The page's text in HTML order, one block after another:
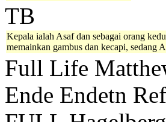
TB
Kepala ialah Asaf dan sebagai orang
memainkan gambus dan kecapi, sedang
Full Life
Ende Endetn